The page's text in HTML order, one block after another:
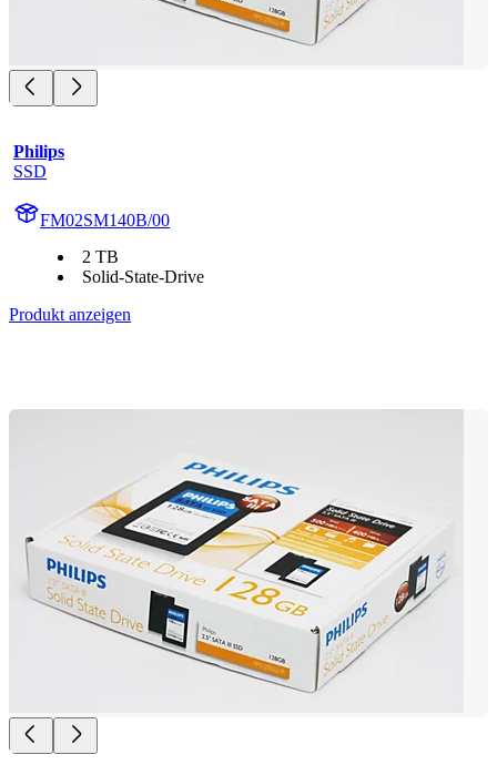
Philips
SSD
FM02SM140B/00
2 TB
Solid-State-Drive
Produkt anzeigen